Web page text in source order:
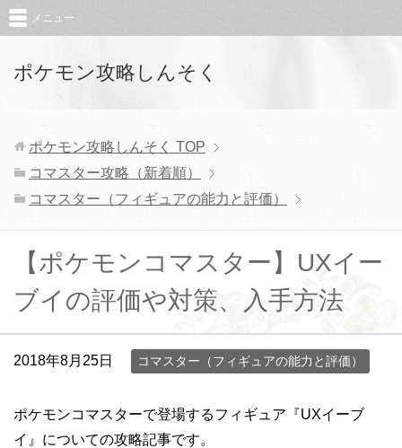
ポケモン攻略しんそく
メニュー
ポケモン攻略しんそく TOP
コマスター攻略（新着順）
コマスター（フィギュアの能力と評価）
【ポケモンコマスター】UXイー
ブイの評価や対策、入手方法
2018年8月25日 コマスター（フィギュアの能力と評価）
ポケモンコマスターで登場するフィギュア『UXイーブ
イ』についての攻略記事です。